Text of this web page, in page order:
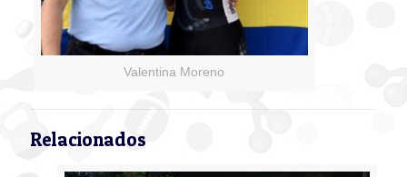
Valentina Moreno
Relacionados